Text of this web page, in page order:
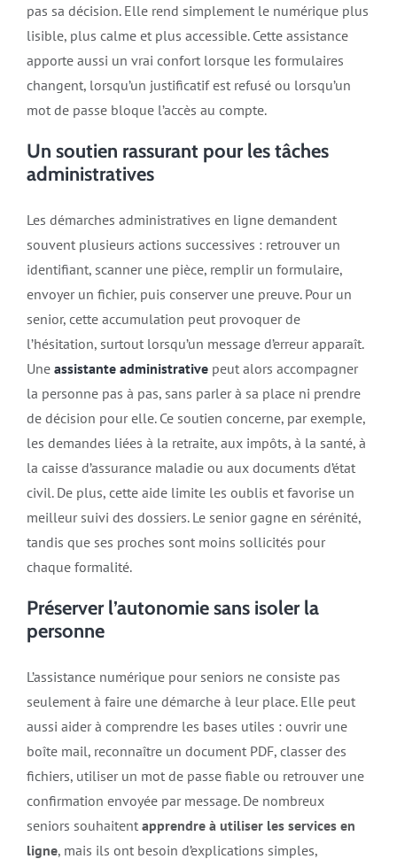
pas sa décision. Elle rend simplement le numérique plus
lisible, plus calme et plus accessible. Cette assistance
apporte aussi un vrai confort lorsque les formulaires
changent, lorsqu’un justificatif est refusé ou lorsqu’un
mot de passe bloque l’accès au compte.
Un soutien rassurant pour les tâches
administratives
Les démarches administratives en ligne demandent
souvent plusieurs actions successives : retrouver un
identifiant, scanner une pièce, remplir un formulaire,
envoyer un fichier, puis conserver une preuve. Pour un
senior, cette accumulation peut provoquer de
l’hésitation, surtout lorsqu’un message d’erreur apparaît.
Une assistante administrative peut alors accompagner
la personne pas à pas, sans parler à sa place ni prendre
de décision pour elle. Ce soutien concerne, par exemple,
les demandes liées à la retraite, aux impôts, à la santé, à
la caisse d’assurance maladie ou aux documents d’état
civil. De plus, cette aide limite les oublis et favorise un
meilleur suivi des dossiers. Le senior gagne en sérénité,
tandis que ses proches sont moins sollicités pour
chaque formalité.
Préserver l’autonomie sans isoler la
personne
L’assistance numérique pour seniors ne consiste pas
seulement à faire une démarche à leur place. Elle peut
aussi aider à comprendre les bases utiles : ouvrir une
boîte mail, reconnaître un document PDF, classer des
fichiers, utiliser un mot de passe fiable ou retrouver une
confirmation envoyée par message. De nombreux
seniors souhaitent apprendre à utiliser les services en
ligne, mais ils ont besoin d’explications simples,